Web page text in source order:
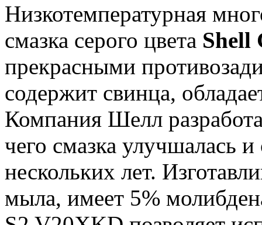
Низкотемпературная
смазка серого цвета Shell
прекрасными
содержит свинца,
Компания Шелл
чего смазка улучшалась
нескольких лет.
мыла, имеет 5%